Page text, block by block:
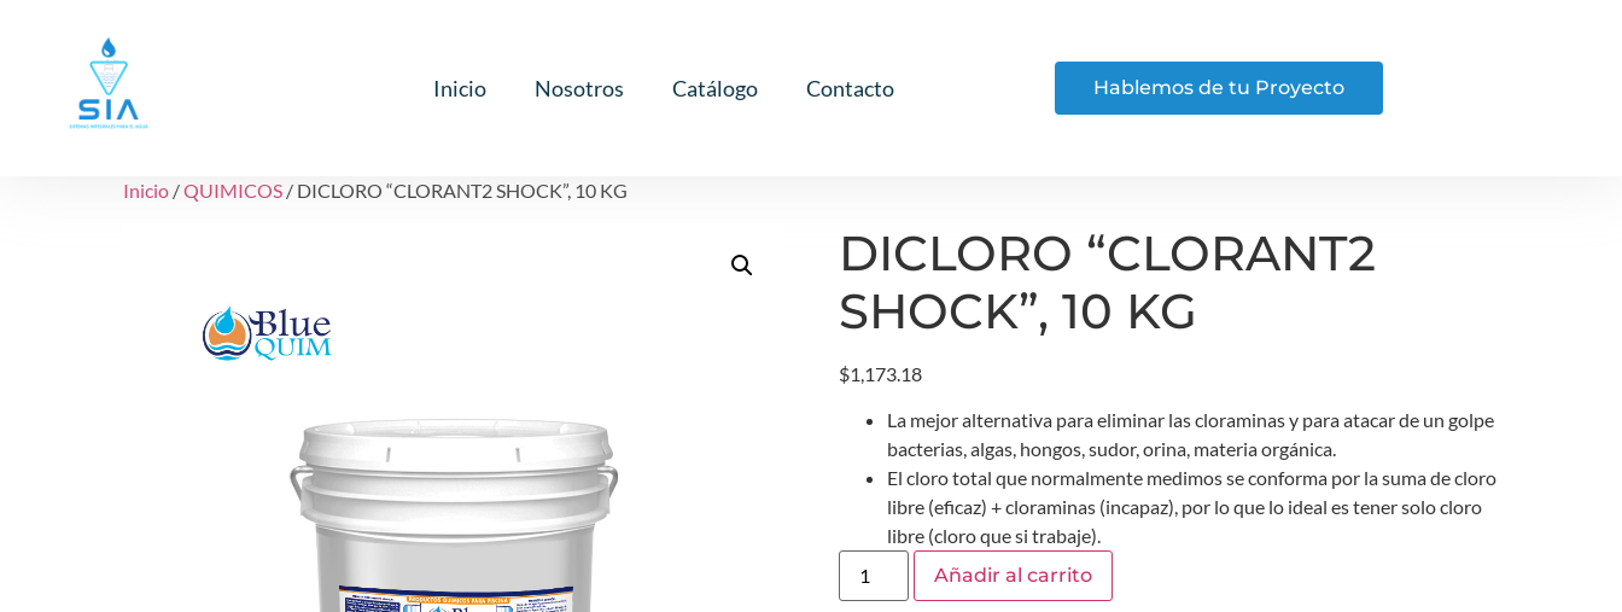
Inicio Nosotros Catálogo Contacto Hablemos de tu Proyecto
Inicio /QUIMICOS / DICLORO “CLORANT2 SHOCK”, 10 KG
DICLORO “CLORANT2
SHOCK”, 10 KG
$1,173.18
La mejor alternativa para eliminar las cloraminas y para atacar de un golpe
bacterias, algas, hongos, sudor, orina, materia orgánica.
El cloro total que normalmente medimos se conforma por la suma de cloro
libre (eficaz) + cloraminas (incapaz), por lo que lo ideal es tener solo cloro
libre (cloro que si trabaje).
Añadir al carrito